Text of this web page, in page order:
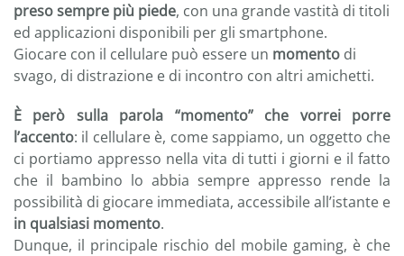
preso sempre più piede, con una grande vastità di titoli
ed applicazioni disponibili per gli smartphone.
Giocare con il cellulare può essere un momento di
svago, di distrazione e di incontro con altri amichetti.
È però sulla parola “momento” che vorrei porre
l’accento: il cellulare è, come sappiamo, un oggetto che
ci portiamo appresso nella vita di tutti i giorni e il fatto
che il bambino lo abbia sempre appresso rende la
possibilità di giocare immediata, accessibile all’istante e
in qualsiasi momento.
Dunque, il principale rischio del mobile gaming, è che